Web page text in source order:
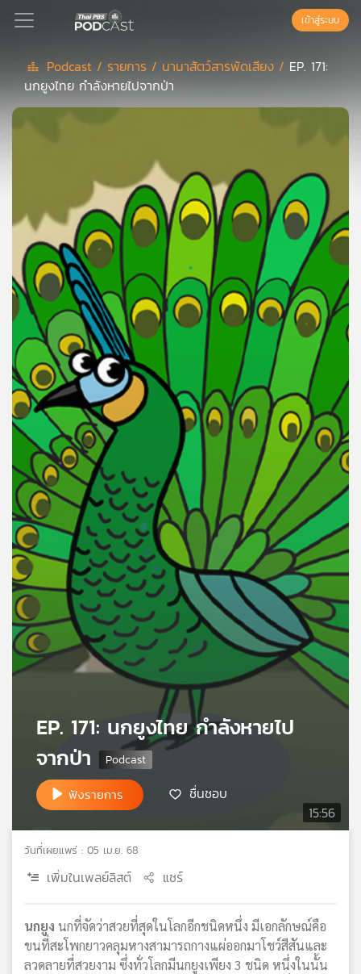
Podcast
แนะนำ
เพล
ย์
ลิ
ของ
คุณ
เพลง
บทความ
ข่าว
และ
กิจกรรม
เกี่ยว
กับ
เรา
บี
เอส
วิทยุ
เครือ
ข่าย
เข้าสู่ระบบ
Podcast / รายการ / นานาสัตว์สารพัดเสียง / EP. 171:
นกยูงไทย กำลังหายไปจากป่า
15:56
EP. 171: นกยูงไทย กำลังหายไป
จากป่า
ฟังรายการ ชื่นชอบ
วันที่เผยแพร่ : 05 เม.ย. 68
เพิ่มในเพลย์ลิสต์ แชร์
นกยูง นกที่จัดว่าสวยที่สุดในโลกอีกชนิดหนึ่ง มีเอกลักษณ์คือ
ขนที่สะโพกยาวคลุมหางสามารถกางแผ่ออกมาโชว์สีสันและ
ลวดลายที่สวยงาม ซึ่งทั่วโลกมีนกยูงเพียง 3 ชนิด หนึ่งในนั้น